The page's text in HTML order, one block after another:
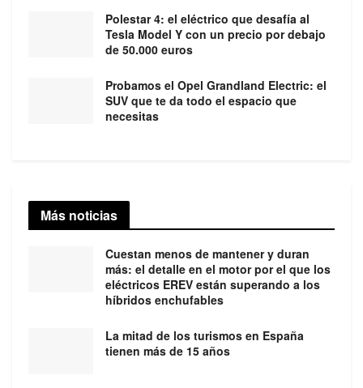
Polestar 4: el eléctrico que desafía al
Tesla Model Y con un precio por debajo
de 50.000 euros
Probamos el Opel Grandland Electric: el
SUV que te da todo el espacio que
necesitas
Más noticias
Cuestan menos de mantener y duran
más: el detalle en el motor por el que los
eléctricos EREV están superando a los
híbridos enchufables
La mitad de los turismos en España
tienen más de 15 años